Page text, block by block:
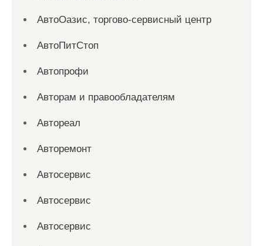
АвтоОазис, торгово-сервисный центр
АвтоПитСтоп
Автопрофи
Авторам и правообладателям
Автореал
Авторемонт
Автосервис
Автосервис
Автосервис